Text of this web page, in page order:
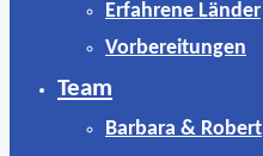
Erfahrene Länder
Vorbereitungen
Team
Barbara & Robert